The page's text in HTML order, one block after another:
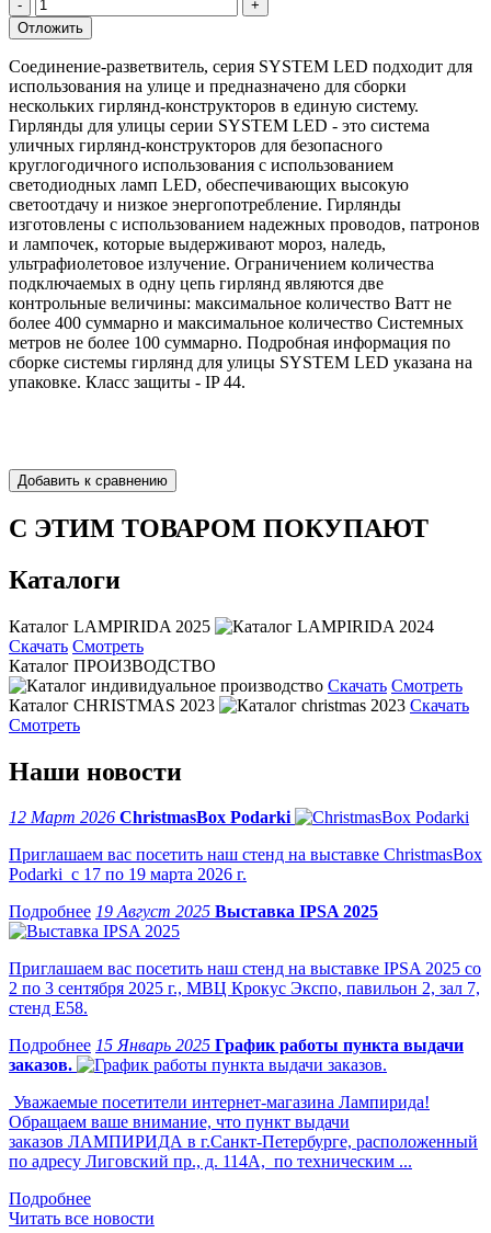
Соединение-разветвитель, серия SYSTEM LED подходит для
использования на улице и предназначено для сборки
нескольких гирлянд-конструкторов в единую систему.
Гирлянды для улицы серии SYSTEM LED - это система
уличных гирлянд-конструкторов для безопасного
круглогодичного использования с использованием
светодиодных ламп LED, обеспечивающих высокую
светоотдачу и низкое энергопотребление. Гирлянды
изготовлены с использованием надежных проводов, патронов
и лампочек, которые выдерживают мороз, наледь,
ультрафиолетовое излучение. Ограничением количества
подключаемых в одну цепь гирлянд являются две
контрольные величины: максимальное количество Ватт не
более 400 суммарно и максимальное количество Системных
метров не более 100 суммарно. Подробная информация по
сборке системы гирлянд для улицы SYSTEM LED указана на
упаковке. Класс защиты - IP 44.
С ЭТИМ ТОВАРОМ ПОКУПАЮТ
Каталоги
Каталог LAMPIRIDA 2025
Скачать Смотреть
Каталог ПРОИЗВОДСТВО
Скачать Смотреть
Каталог CHRISTMAS 2023
Скачать
Смотреть
Наши новости
12 Март 2026 ChristmasBox Podarki
Приглашаем вас посетить наш стенд на выставке ChristmasBox
Podarki с 17 по 19 марта 2026 г.
19 Август 2025 Выставка IPSA 2025
Приглашаем вас посетить наш стенд на выставке IPSA 2025 со
2 по 3 сентября 2025 г., МВЦ Крокус Экспо, павильон 2, зал 7,
стенд Е58.
15 Январь 2025 График работы пункта выдачи
заказов.
Уважаемые посетители интернет-магазина Лампирида!
Обращаем ваше внимание, что пункт выдачи
заказов ЛАМПИРИДА в г.Санкт-Петербурге, расположенный
по адресу Лиговский пр., д. 114А, по техническим ...
Читать все новости